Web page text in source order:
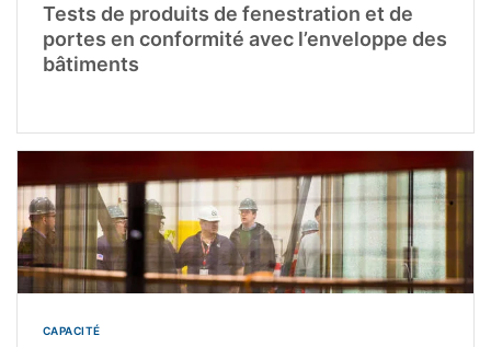
Tests de produits de fenestration et de
portes en conformité avec l’enveloppe des
bâtiments
CAPACITÉ